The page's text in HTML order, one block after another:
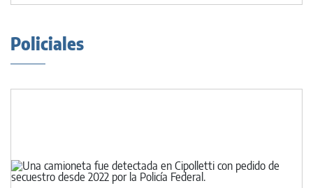
Policiales